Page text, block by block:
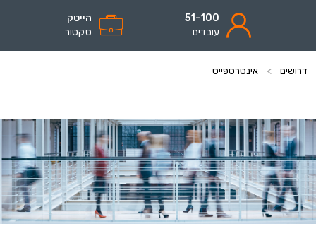
51-100
עובדים
הייטק
סקטור
דרושים > אינטרספייס